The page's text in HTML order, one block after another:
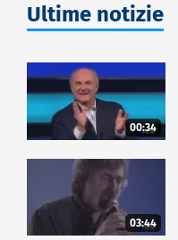
Ultime notizie
00:34
03:44